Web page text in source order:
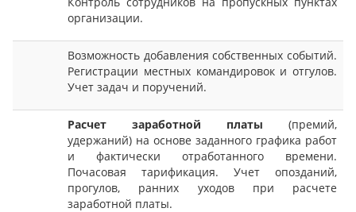
организации.
Возможность добавления собственных событий.
Регистрации местных командировок и отгулов.
Учет задач и поручений.
Расчет заработной платы (премий,
удержаний) на основе заданного графика работ
и фактически отработанного времени.
Почасовая тарификация. Учет опозданий,
прогулов, ранних уходов при расчете
заработной платы.